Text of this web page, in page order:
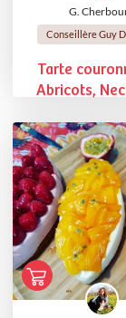
G.
Conseillère Guy
Tarte
Abricots,